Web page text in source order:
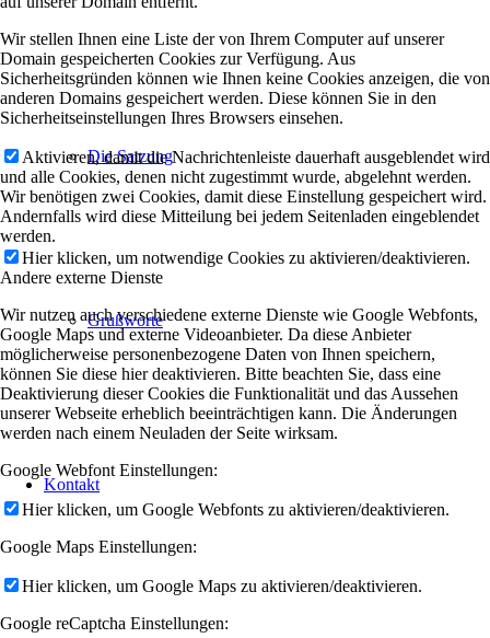
Die Satzung
Grußworte
Kontakt
Wir stellen Ihnen eine Liste der von Ihrem Computer auf unserer
Domain gespeicherten Cookies zur Verfügung. Aus
Sicherheitsgründen können wie Ihnen keine Cookies anzeigen, die von
anderen Domains gespeichert werden. Diese können Sie in den
Sicherheitseinstellungen Ihres Browsers einsehen.
Aktivieren, damit die Nachrichtenleiste dauerhaft ausgeblendet wird
und alle Cookies, denen nicht zugestimmt wurde, abgelehnt werden.
Wir benötigen zwei Cookies, damit diese Einstellung gespeichert wird.
Andernfalls wird diese Mitteilung bei jedem Seitenladen eingeblendet
werden.
Hier klicken, um notwendige Cookies zu aktivieren/deaktivieren.
Andere externe Dienste
Wir nutzen auch verschiedene externe Dienste wie Google Webfonts,
Google Maps und externe Videoanbieter. Da diese Anbieter
möglicherweise personenbezogene Daten von Ihnen speichern,
können Sie diese hier deaktivieren. Bitte beachten Sie, dass eine
Deaktivierung dieser Cookies die Funktionalität und das Aussehen
unserer Webseite erheblich beeinträchtigen kann. Die Änderungen
werden nach einem Neuladen der Seite wirksam.
Google Webfont Einstellungen:
Hier klicken, um Google Webfonts zu aktivieren/deaktivieren.
Google Maps Einstellungen:
Hier klicken, um Google Maps zu aktivieren/deaktivieren.
Google reCaptcha Einstellungen: